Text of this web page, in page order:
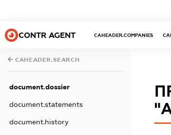
CONTR AGENT CAHEADER.COMPANIES
CAHEADER.SEARCH
document.dossier
document.statements
document.history